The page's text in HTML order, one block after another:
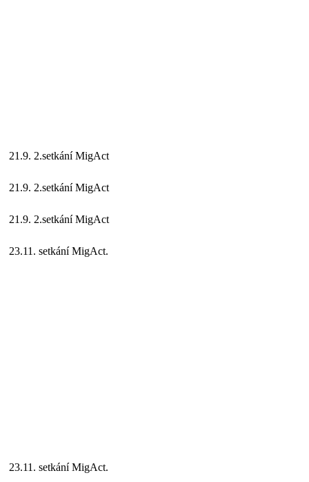
21.9. 2.setkání MigAct
21.9. 2.setkání MigAct
21.9. 2.setkání MigAct
23.11. setkání MigAct.
23.11. setkání MigAct.